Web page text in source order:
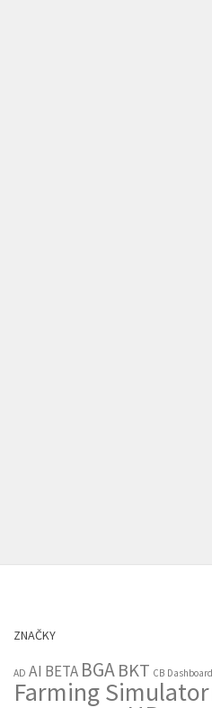
ZNAČKY
AD AI BETA BGABKT CB
Farming Simulator